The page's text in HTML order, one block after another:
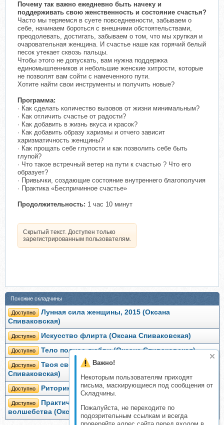
Важно!
Некоторым пользователям приходят
письма, маскирующиеся под сообщения от
Складчины.
Пожалуйста, не переходите по
подозрительным ссылкам и всегда
Почему так важно ежедневно быть начеку и
поддерживать свою женственность и состояние счастья?
Часто мы теряемся в суете повседневности, забываем о
себе, начинаем бороться с внешними обстоятельствами,
преодолевать, достигать, забываем о том, что мы хрупкая и
очаровательная женщина. И счастье наше как горячий белый
песок утекает сквозь пальцы.
Чтобы этого не допускать, вам нужна поддержка
единомышленников и небольшие женские хитрости, которые
не позволят вам сойти с намеченного пути.
Хотите найти свои инструменты и получить новые?
Программа:
· Как сделать количество вызовов от жизни минимальным?
· Как отличить счастье от радости?
· Как добавить в жизнь вкуса и красок?
· Как добавить образу харизмы и отчего зависит
харизматичность женщины?
· Как прощать себе глупости и как позволить себе быть
глупой?
· Что такое встречный ветер на пути к счастью ? Что его
образует?
· Привычки, создающие состояние внутреннего благополучия
· Практика «Беспричинное счастье»
Продолжительность: 1 час 10 минут
Скрытый текст. Доступен только
зарегистрированным пользователям.
Похожие складчины
Доступно
Лунная сила женщины, 2015 (Оксана
Спиваковская)
Доступно Искусство флирта (Оксана Спиваковская)
Доступно Тело полное любви (Оксана Спиваковская)
Доступно
Твоя светская безупречность, 2016 (Оксана
Спиваковская)
Доступно Риторика (Оксана Спиваковская)
Доступно
Практическая магия. Основы женского
волшебства (Оксана Спиваковская)